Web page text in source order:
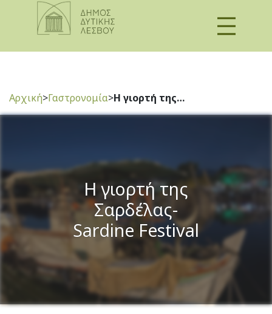
Αρχική>Γαστρονομία>Η γιορτή της…
Η γιορτή της
Σαρδέλας-
Sardine Festival